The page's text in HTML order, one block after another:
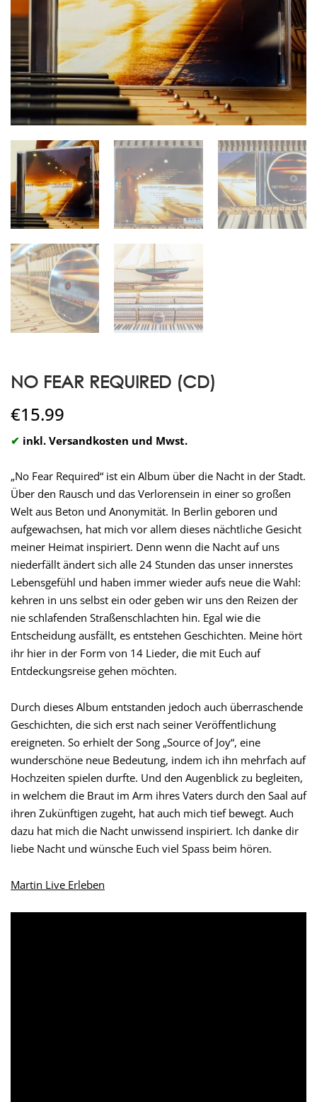
NO FEAR REQUIRED (CD)
€15.99
inkl. Versandkosten und Mwst.
„No Fear Required“ ist ein Album über die Nacht in der Stadt.
Über den Rausch und das Verlorensein in einer so großen
Welt aus Beton und Anonymität. In Berlin geboren und
aufgewachsen, hat mich vor allem dieses nächtliche Gesicht
meiner Heimat inspiriert. Denn wenn die Nacht auf uns
niederfällt ändert sich alle 24 Stunden das unser innerstes
Lebensgefühl und haben immer wieder aufs neue die Wahl:
kehren in uns selbst ein oder geben wir uns den Reizen der
nie schlafenden Straßenschlachten hin. Egal wie die
Entscheidung ausfällt, es entstehen Geschichten. Meine hört
ihr hier in der Form von 14 Lieder, die mit Euch auf
Entdeckungsreise gehen möchten.
Durch dieses Album entstanden jedoch auch überraschende
Geschichten, die sich erst nach seiner Veröffentlichung
ereigneten. So erhielt der Song „Source of Joy“, eine
wunderschöne neue Bedeutung, indem ich ihn mehrfach auf
Hochzeiten spielen durfte. Und den Augenblick zu begleiten,
in welchem die Braut im Arm ihres Vaters durch den Saal auf
ihren Zukünftigen zugeht, hat auch mich tief bewegt. Auch
dazu hat mich die Nacht unwissend inspiriert. Ich danke dir
liebe Nacht und wünsche Euch viel Spass beim hören.
Martin Live Erleben